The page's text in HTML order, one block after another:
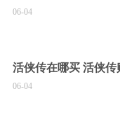
06-04
活侠传在哪买 活侠传
06-04